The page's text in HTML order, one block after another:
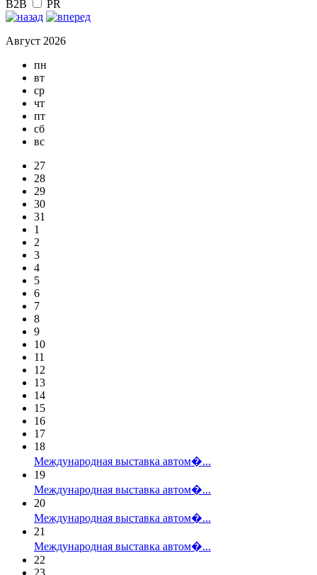
B2B PR
Август 2026
пн
вт
ср
чт
пт
сб
вс
27
28
29
30
31
1
2
3
4
5
6
7
8
9
10
11
12
13
14
15
16
17
18
Международная выставка автом�...
19
Международная выставка автом�...
20
Международная выставка автом�...
21
Международная выставка автом�...
22
23